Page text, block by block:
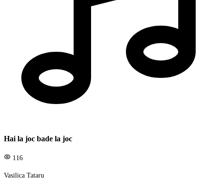
Hai la joc bade la joc
116
Vasilica Tataru